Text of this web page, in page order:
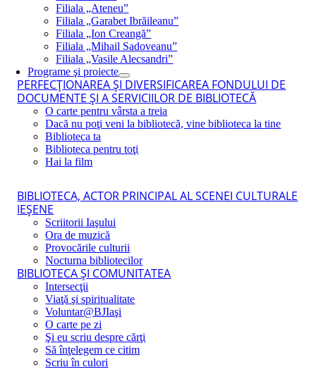
Filiala „Ateneu”
Filiala „Garabet Ibrăileanu”
Filiala „Ion Creangă”
Filiala „Mihail Sadoveanu”
Filiala „Vasile Alecsandri”
Programe şi proiecte
PERFECŢIONAREA ŞI DIVERSIFICAREA FONDULUI DE
DOCUMENTE ŞI A SERVICIILOR DE BIBLIOTECĂ
O carte pentru vârsta a treia
Dacă nu poţi veni la bibliotecă, vine biblioteca la tine
Biblioteca ta
Biblioteca pentru toţi
Hai la film
BIBLIOTECA, ACTOR PRINCIPAL AL SCENEI CULTURALE
IEŞENE
Scriitorii Iaşului
Ora de muzică
Provocările culturii
Nocturna bibliotecilor
BIBLIOTECA ŞI COMUNITATEA
Intersecţii
Viaţă şi spiritualitate
Voluntar@BJIaşi
O carte pe zi
Şi eu scriu despre cărţi
Să înţelegem ce citim
Scriu în culori